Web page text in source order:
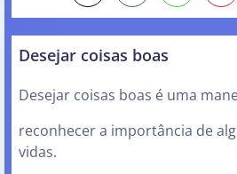
Desejar coisas boas
Desejar coisas boas é uma
reconhecer a importância de
vidas.